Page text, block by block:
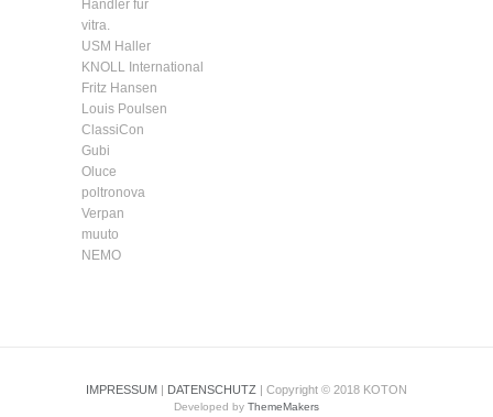
Händler für
vitra.
USM Haller
KNOLL International
Fritz Hansen
Louis Poulsen
ClassiCon
Gubi
Oluce
poltronova
Verpan
muuto
NEMO
IMPRESSUM | DATENSCHUTZ | Copyright © 2018 KOTON
Developed by ThemeMakers